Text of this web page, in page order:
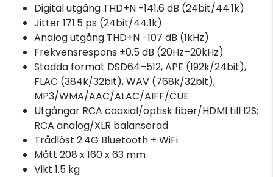
Digital utgång THD+N -141.6 dB (24bit/44.1k)
Jitter 171.5 ps (24bit/44.1k)
Analog utgång THD+N -107 dB (1kHz)
Frekvensrespons ±0.5 dB (20Hz–20kHz)
Stödda format DSD64–512, APE (192k/24bit),
FLAC (384k/32bit), WAV (768k/32bit),
MP3/WMA/AAC/ALAC/AIFF/CUE
Utgångar RCA coaxial/optisk fiber/HDMI till I2S;
RCA analog/XLR balanserad
Trådlöst 2.4G Bluetooth + WiFi
Mått 208 x 160 x 63 mm
Vikt 1.5 kg